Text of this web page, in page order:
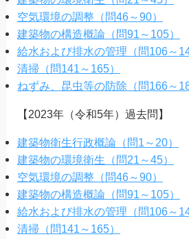
空気環境の調整（問46～90）
建築物の構造概論（問91～105）
給水および排水の管理（問106～
清掃（問141～165）
ねずみ、昆虫等の防除（問166～
【2023年（令和5年）過去問】
建築物衛生行政概論（問1～20）
建築物の環境衛生（問21～45）
空気環境の調整（問46～90）
建築物の構造概論（問91～105）
給水および排水の管理（問106～
清掃（問141～165）